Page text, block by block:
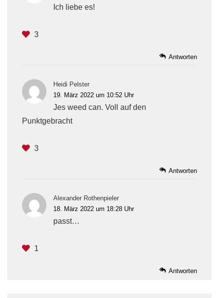
Ich liebe es!
3
Antworten
Heidi Pelster
19. März 2022 um 10:52 Uhr
Jes weed can. Voll auf den
Punktgebracht
3
Antworten
Alexander Rothenpieler
18. März 2022 um 18:28 Uhr
passt…
1
Antworten